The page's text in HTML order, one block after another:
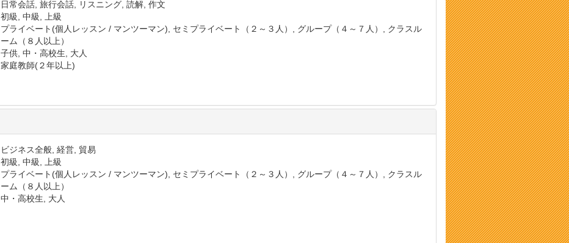
日常会話, 旅行会話, リスニング, 読解, 作文
初級, 中級, 上級
プライベート(個人レッスン / マンツーマン), セミプライベート（２～３人）, グループ（４～７人）, クラスル
ーム（８人以上）
子供, 中・高校生, 大人
家庭教師(２年以上)
ビジネス全般, 経営, 貿易
初級, 中級, 上級
プライベート(個人レッスン / マンツーマン), セミプライベート（２～３人）, グループ（４～７人）, クラスル
ーム（８人以上）
中・高校生, 大人